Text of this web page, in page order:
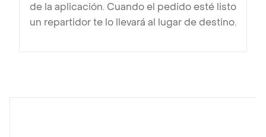
de la aplicación. Cuando el pedido esté listo
un repartidor te lo llevará al lugar de destino.